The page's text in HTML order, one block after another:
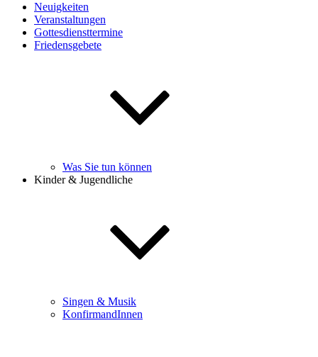
Neuigkeiten
Veranstaltungen
Gottesdiensttermine
Friedensgebete
Was Sie tun können
Kinder & Jugendliche
Singen & Musik
KonfirmandInnen